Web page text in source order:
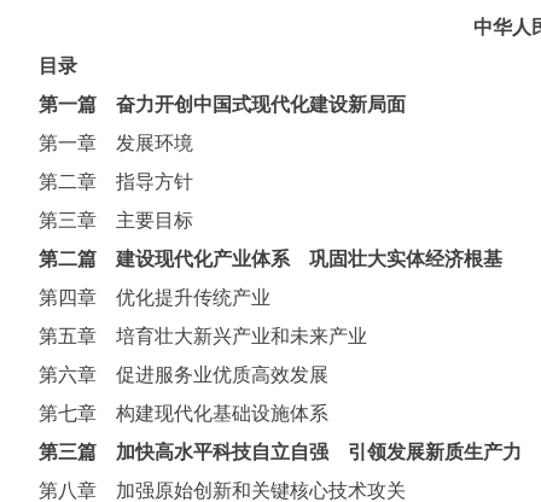
中华人
目录
第一篇 奋力开创中国式现代化建设新局面
第一章 发展环境
第二章 指导方针
第三章 主要目标
第二篇 建设现代化产业体系 巩固壮大实体经济根基
第四章 优化提升传统产业
第五章 培育壮大新兴产业和未来产业
第六章 促进服务业优质高效发展
第七章 构建现代化基础设施体系
第三篇 加快高水平科技自立自强 引领发展新质生产力
第八章 加强原始创新和关键核心技术攻关